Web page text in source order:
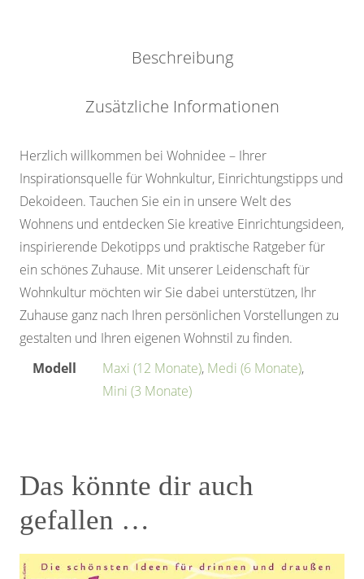
Beschreibung
Zusätzliche Informationen
Herzlich willkommen bei Wohnidee – Ihrer
Inspirationsquelle für Wohnkultur, Einrichtungstipps und
Dekoideen. Tauchen Sie ein in unsere Welt des
Wohnens und entdecken Sie kreative Einrichtungsideen,
inspirierende Dekotipps und praktische Ratgeber für
ein schönes Zuhause. Mit unserer Leidenschaft für
Wohnkultur möchten wir Sie dabei unterstützen, Ihr
Zuhause ganz nach Ihren persönlichen Vorstellungen zu
gestalten und Ihren eigenen Wohnstil zu finden.
Modell
Maxi (12 Monate), Medi (6 Monate),
Mini (3 Monate)
Das könnte dir auch
gefallen …